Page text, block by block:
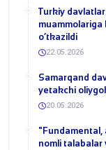
​Turkiy
muammolariga
o‘tkazildi
22.05.2026
Samarqand
yetakchi
20.05.2026
​"Fundamental,
nomli talabalar